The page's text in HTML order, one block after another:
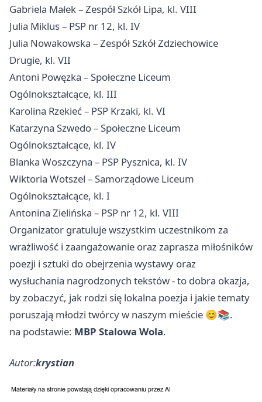
Gabriela Małek – Zespół Szkół Lipa, kl. VIII
Julia Miklus – PSP nr 12, kl. IV
Julia Nowakowska – Zespół Szkół Zdziechowice
Drugie, kl. VII
Antoni Powęzka – Społeczne Liceum
Ogólnokształcące, kl. III
Karolina Rzekieć – PSP Krzaki, kl. VI
Katarzyna Szwedo – Społeczne Liceum
Ogólnokształcące, kl. IV
Blanka Woszczyna – PSP Pysznica, kl. IV
Wiktoria Wotszel – Samorządowe Liceum
Ogólnokształcące, kl. I
Antonina Zielińska – PSP nr 12, kl. VIII
Organizator gratuluje wszystkim uczestnikom za
wrażliwość i zaangażowanie oraz zaprasza miłośników
poezji i sztuki do obejrzenia wystawy oraz
wysłuchania nagrodzonych tekstów - to dobra okazja,
by zobaczyć, jak rodzi się lokalna poezja i jakie tematy
poruszają młodzi twórcy w naszym mieście 😊📚.
na podstawie: MBP Stalowa Wola.
Autor:krystian